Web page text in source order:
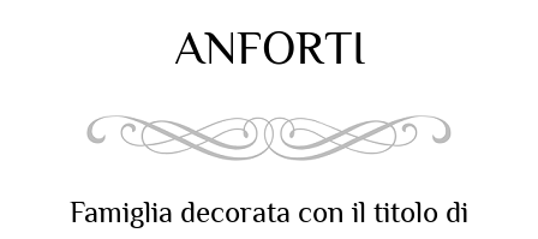
ANFORTI
Famiglia decorata con il titolo di